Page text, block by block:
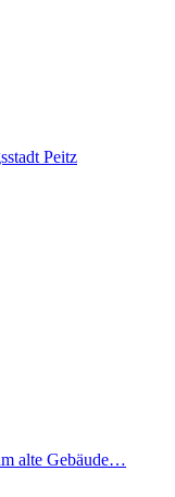
Peitz
alte Gebäude…